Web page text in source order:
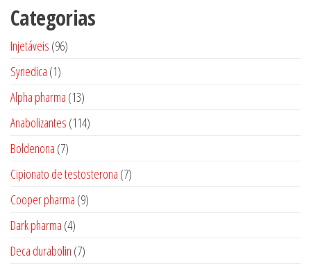
Categorias
Injetáveis 9696
Synedica 11
produto
Alpha pharma 1313
produtos
Anabolizantes 114114
Boldenona 77
produtos
Cipionato de testosterona 77
Cooper pharma 99
Dark pharma 44
produtos
Deca durabolin 77